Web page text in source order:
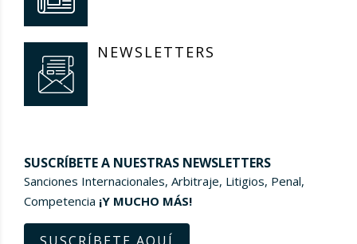
NEWSLETTERS
SUSCRÍBETE A NUESTRAS NEWSLETTERS
Sanciones Internacionales, Arbitraje, Litigios, Penal,
Competencia ¡Y MUCHO MÁS!